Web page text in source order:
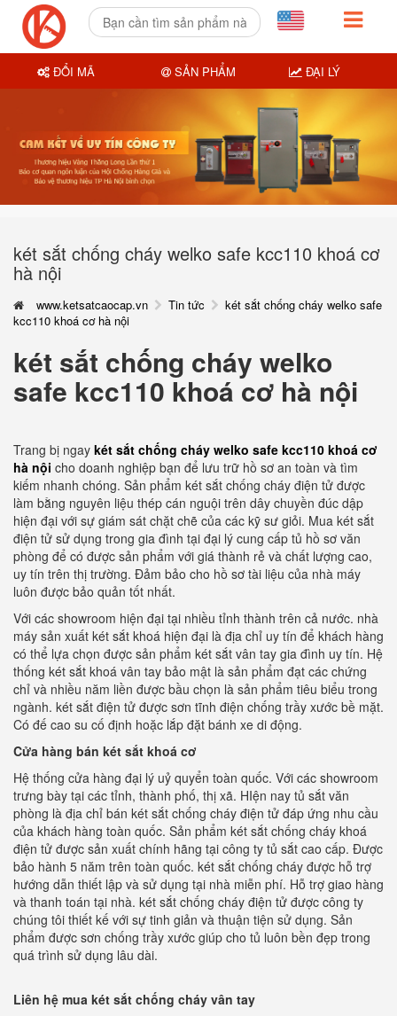
két sắt chống cháy welko safe kcc110 khoá cơ
hà nội
www.ketsatcaocap.vn Tin tức
két sắt chống cháy welko safe
kcc110 khoá cơ hà nội
két sắt chống cháy welko
safe kcc110 khoá cơ hà nội
Trang bị ngay két sắt chống cháy welko safe kcc110 khoá cơ
hà nội cho doanh nghiệp bạn để lưu trữ hồ sơ an toàn và tìm
kiếm nhanh chóng. Sản phẩm két sắt chống cháy điện tử được
làm bằng nguyên liệu thép cán nguội trên dây chuyền đúc dập
hiện đại với sự giám sát chặt chẽ của các kỹ sư giỏi. Mua két sắt
điện tử sử dụng trong gia đình tại đại lý cung cấp tủ hồ sơ văn
phòng để có được sản phẩm với giá thành rẻ và chất lượng cao,
uy tín trên thị trường. Đảm bảo cho hồ sơ tài liệu của nhà máy
luôn được bảo quản tốt nhất.
Với các showroom hiện đại tại nhiều tỉnh thành trên cả nước. nhà
máy sản xuất két sắt khoá hiện đại là địa chỉ uy tín để khách hàng
có thể lựa chọn được sản phẩm két sắt vân tay gia đình uy tín. Hệ
thống két sắt khoá vân tay bảo mật là sản phẩm đạt các chứng
chỉ và nhiều năm liền được bầu chọn là sản phẩm tiêu biểu trong
ngành. két sắt điện tử được sơn tĩnh điện chống trầy xước bề mặt.
Có đế cao su cố định hoặc lắp đặt bánh xe di động.
Cửa hàng bán két sắt khoá cơ
Hệ thống cửa hàng đại lý uỷ quyển toàn quốc. Với các showroom
trưng bày tại các tỉnh, thành phố, thị xã. HIện nay tủ sắt văn
phòng là địa chỉ bán két sắt chống cháy điện tử đáp ứng nhu cầu
của khách hàng toàn quốc. Sản phẩm két sắt chống cháy khoá
điện tử được sản xuất chính hãng tại công ty tủ sắt cao cấp. Được
bảo hành 5 năm trên toàn quốc. két sắt chống cháy được hỗ trợ
hướng dẫn thiết lập và sử dụng tại nhà miễn phí. Hỗ trợ giao hàng
và thanh toán tại nhà. két sắt chống cháy điện tử được công ty
chúng tôi thiết kế với sự tinh giản và thuận tiện sử dụng. Sản
phẩm được sơn chống trầy xước giúp cho tủ luôn bền đẹp trong
quá trình sử dụng lâu dài.
Liên hệ mua két sắt chống cháy vân tay
ĐỔI MÃ SẢN PHẨM ĐẠI LÝ